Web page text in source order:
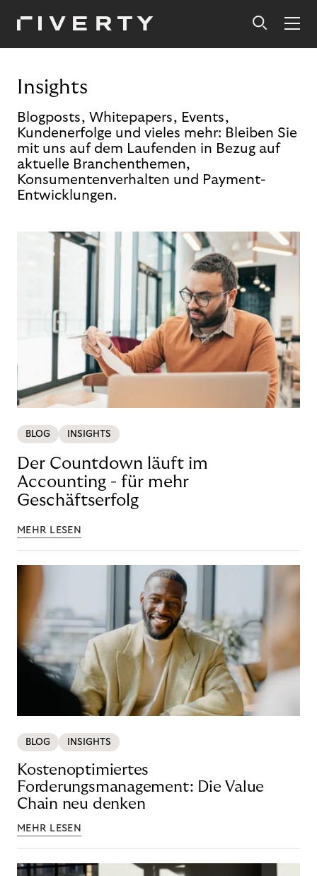
Insights
Blogposts, Whitepapers, Events,
Kundenerfolge und vieles mehr: Bleiben Sie
mit uns auf dem Laufenden in Bezug auf
aktuelle Branchenthemen,
Konsumentenverhalten und Payment-
Entwicklungen.
BLOG INSIGHTS
Der Countdown läuft im
Accounting - für mehr
Geschäftserfolg
MEHR LESEN
BLOG INSIGHTS
Kostenoptimiertes
Forderungsmanagement: Die Value
Chain neu denken
MEHR LESEN